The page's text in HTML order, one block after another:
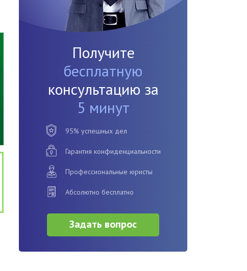
Получите
бесплатную
консультацию за
5 минут
95% успешных дел
Гарантия конфиденциальности
Профессиональные юристы
Абсолютно бесплатно
Задать вопрос